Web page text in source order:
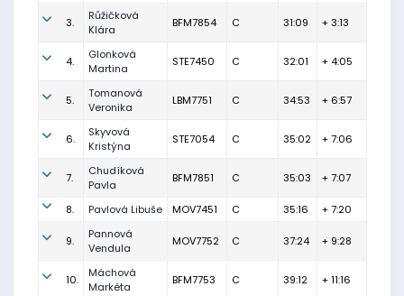
3.
Růžičková
Klára
BFM7854 C 31:09 + 3:13
4.
Glonková
Martina
STE7450 C 32:01 + 4:05
5.
Tomanová
Veronika
LBM7751 C 34:53 + 6:57
6.
Skyvová
Kristýna
STE7054 C 35:02 + 7:06
7.
Chudíková
Pavla
BFM7851 C 35:03 + 7:07
8. Pavlová Libuše MOV7451 C 35:16 + 7:20
9.
Pannová
Vendula
MOV7752 C 37:24 + 9:28
10.
Máchová
Markéta
BFM7753 C 39:12 + 11:16